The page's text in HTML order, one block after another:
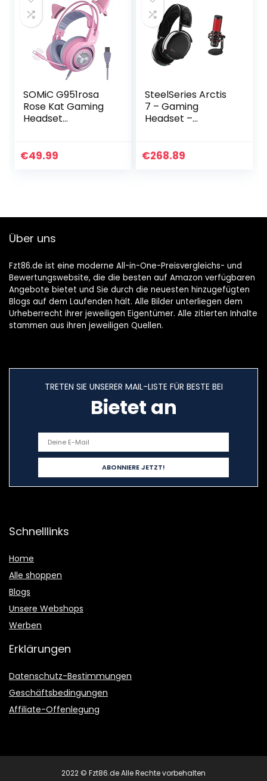
SOMiC G951rosa
Rose Kat Gaming
Headset
und LED Licht,
€49.99
SteelSeries Arctis
7 – Gaming
Headset –
Headphone:X v2.0
€268.89
Über uns
Fzt86.de ist eine moderne All-in-One-Preisvergleichs- und
Bewertungswebsite, die die besten auf Amazon verfügbaren
Angebote bietet und Sie durch die neuesten hinzugefügten
Blogs auf dem Laufenden hält. Alle Bilder unterliegen dem
Urheberrecht ihrer jeweiligen Eigentümer. Alle zitierten Inhalte
stammen aus ihren jeweiligen Quellen.
TRETEN SIE UNSERER MAIL-LISTE FÜR BESTE BEI
Bietet an
Schnelllinks
Home
Alle shoppen
Blogs
Unsere Webshops
Werben
Erklärungen
Datenschutz-Bestimmungen
Geschäftsbedingungen
Affiliate-Offenlegung
2022 © Fzt86.de Alle Rechte vorbehalten